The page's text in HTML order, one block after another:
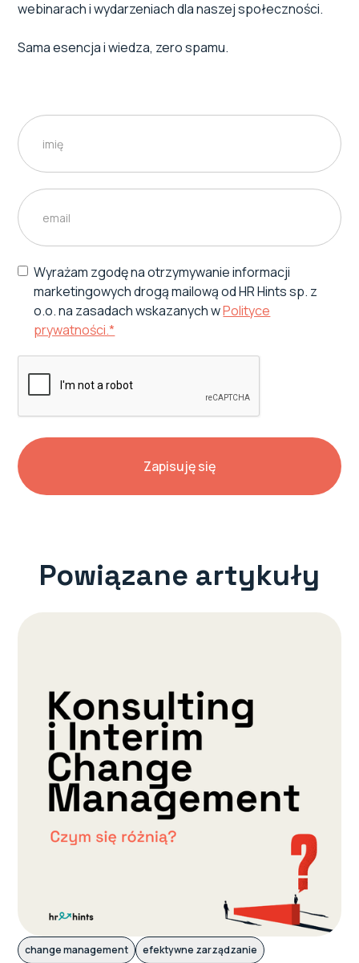
webinarach i wydarzeniach dla naszej społeczności.
Sama esencja i wiedza, zero spamu.
Wyrażam zgodę na otrzymywanie informacji
marketingowych drogą mailową od HR Hints sp. z
o.o. na zasadach wskazanych wPolityce
prywatności.*
Powiązane artykuły
change management efektywne zarządzanie